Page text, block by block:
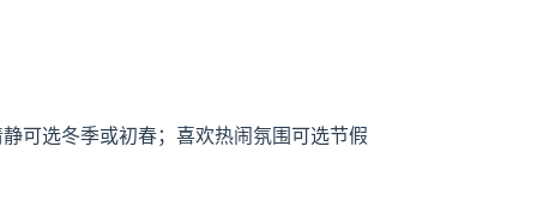
可选冬季或初春；喜欢热闹氛围可选节假